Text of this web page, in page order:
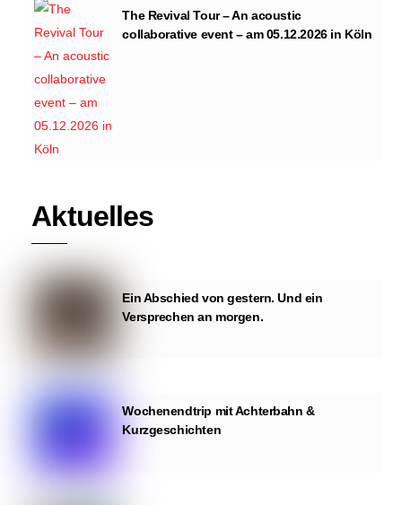
The Revival Tour – An acoustic
collaborative event – am 05.12.2026 in Köln
Aktuelles
Ein Abschied von gestern. Und ein
Versprechen an morgen.
Wochenendtrip mit Achterbahn &
Kurzgeschichten